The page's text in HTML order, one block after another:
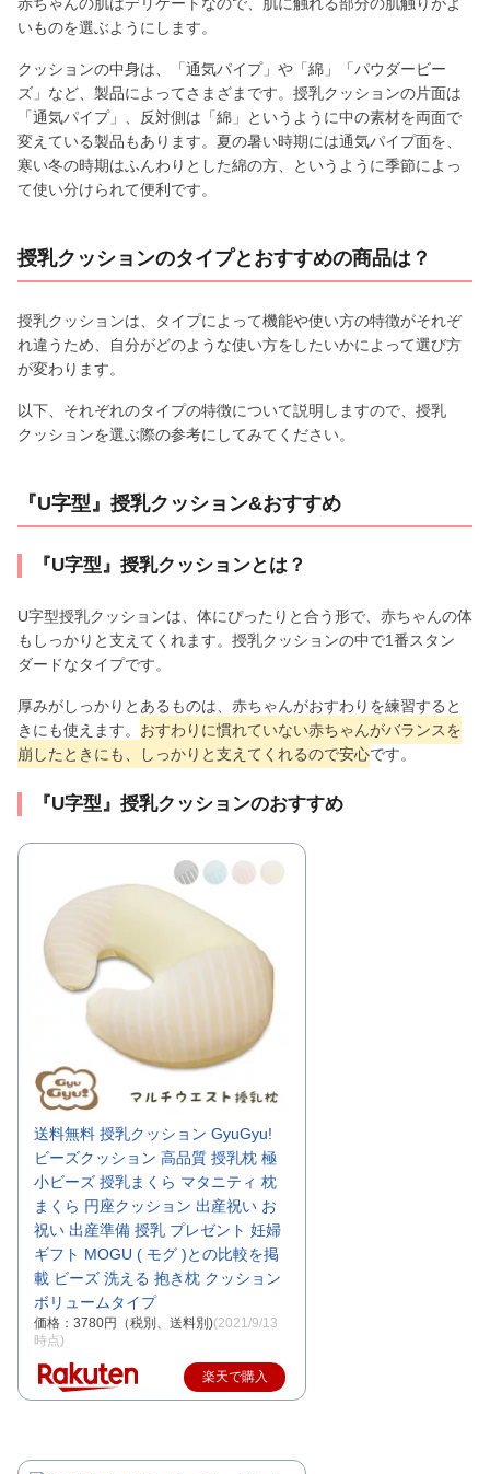
いものを選ぶようにします。
クッションの中身は、「通気パイプ」や「綿」「パウダービー
ズ」など、製品によってさまざまです。授乳クッションの片面は
「通気パイプ」、反対側は「綿」というように中の素材を両面で
変えている製品もあります。夏の暑い時期には通気パイプ面を、
寒い冬の時期はふんわりとした綿の方、というように季節によっ
て使い分けられて便利です。
授乳クッションのタイプとおすすめの商品は？
授乳クッションは、タイプによって機能や使い方の特徴がそれぞ
れ違うため、自分がどのような使い方をしたいかによって選び方
が変わります。
以下、それぞれのタイプの特徴について説明しますので、授乳
クッションを選ぶ際の参考にしてみてください。
『U字型』授乳クッション&おすすめ
『U字型』授乳クッションとは？
U字型授乳クッションは、体にぴったりと合う形で、赤ちゃんの体
もしっかりと支えてくれます。授乳クッションの中で1番スタン
ダードなタイプです。
厚みがしっかりとあるものは、赤ちゃんがおすわりを練習すると
きにも使えます。 おすわりに慣れていない赤ちゃんがバランスを
崩したときにも、しっかりと支えてくれるので安心です。
『U字型』授乳クッションのおすすめ
送料無料 授乳クッション GyuGyu!
ビーズクッション 高品質 授乳枕 極
小ビーズ 授乳まくら マタニティ 枕
まくら 円座クッション 出産祝い お
祝い 出産準備 授乳 プレゼント 妊婦
ギフト MOGU ( モグ )との比較を掲
載 ビーズ 洗える 抱き枕 クッション
ボリュームタイプ
価格：3780円（税別、送料別)(2021/9/13
時点)
楽天で購入